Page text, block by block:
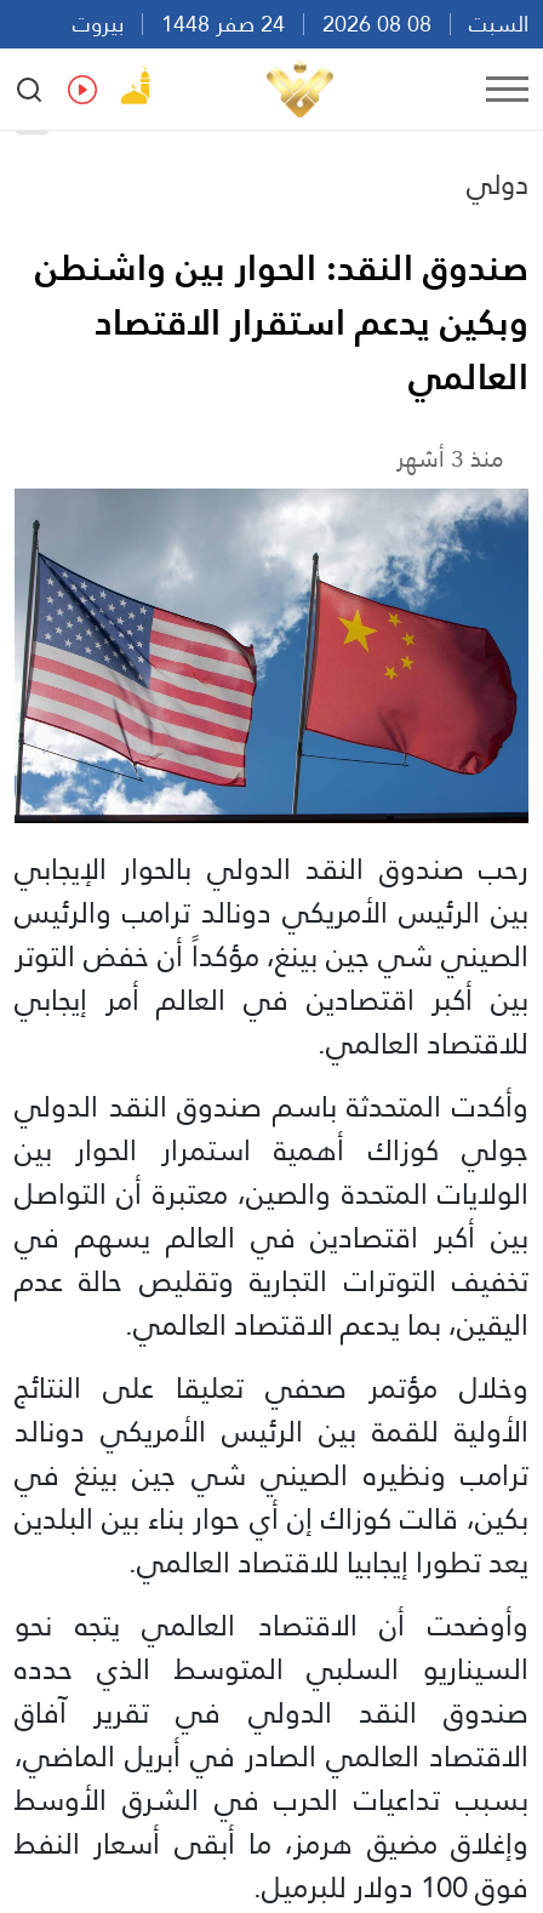
السبت
بيروت
09:31
Ar
دولي
صندوق النقد: الحوار بين واشنطن
وبكين يدعم استقرار الاقتصاد
العالمي
منذ 3 أشهر
رحب صندوق النقد الدولي بالحوار الإيجابي
بين الرئيس الأمريكي دونالد ترامب والرئيس
الصيني شي جين بينغ، مؤكداً أن خفض التوتر
بين أكبر اقتصادين في العالم أمر إيجابي
للاقتصاد العالمي.
وأكدت المتحدثة باسم صندوق النقد الدولي
جولي كوزاك أهمية استمرار الحوار بين
الولايات المتحدة والصين، معتبرة أن التواصل
بين أكبر اقتصادين في العالم يسهم في
تخفيف التوترات التجارية وتقليص حالة عدم
اليقين، بما يدعم الاقتصاد العالمي.
وخلال مؤتمر صحفي تعليقا على النتائج
الأولية للقمة بين الرئيس الأمريكي دونالد
ترامب ونظيره الصيني شي جين بينغ في
بكين، قالت كوزاك إن أي حوار بناء بين البلدين
يعد تطورا إيجابيا للاقتصاد العالمي.
وأوضحت أن الاقتصاد العالمي يتجه نحو
السيناريو السلبي المتوسط الذي حدده
صندوق النقد الدولي في تقرير آفاق
الاقتصاد العالمي الصادر في أبريل الماضي،
بسبب تداعيات الحرب في الشرق الأوسط
وإغلاق مضيق هرمز، ما أبقى أسعار النفط
فوق 100 دولار للبرميل.